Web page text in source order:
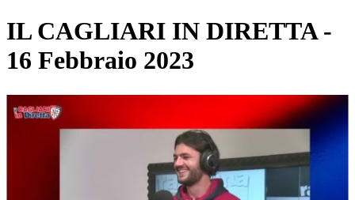
IL CAGLIARI IN DIRETTA -
16 Febbraio 2023